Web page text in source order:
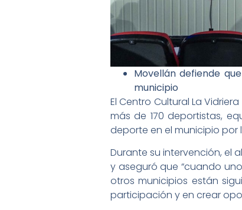
Movellán defiende
municipio
El Centro Cultural La
más de 170 deportistas,
deporte en el municipio por
Durante su intervención, el
y aseguró que “cuando
otros municipios están
participación y en crear